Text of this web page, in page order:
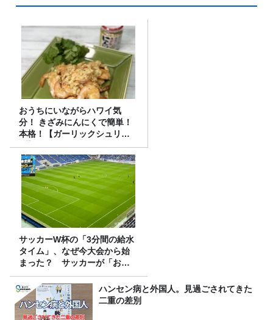
おうちにいながらハワイ気
分！ きざみにんにくで簡単！
本格！【ガーリックシュリン
プ】 桃屋のかんたんレシピ
サッカーW杯の「3分間の給水
タイム」、なぜ今大会から始
まった？ サッカーが「お
金」に変わる仕組み
ハンセン病と外国人。見過ごされてきた
二重の差別